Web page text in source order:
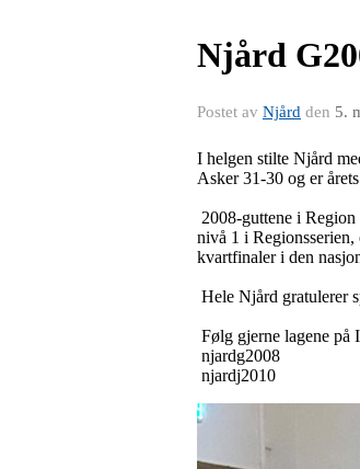
Njård
Postet av Njård den 5.
I helgen stilte Njård
Asker 31-30 og er
2008-guttene i
nivå 1 i
kvartfinaler i den
Hele Njård gratulerer
Følg gjerne lagene på
njardg2008
njardj2010